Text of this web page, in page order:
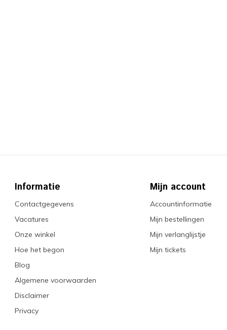
Informatie
Contactgegevens
Vacatures
Onze winkel
Hoe het begon
Blog
Algemene voorwaarden
Disclaimer
Privacy
Mijn account
Accountinformatie
Mijn bestellingen
Mijn verlanglijstje
Mijn tickets